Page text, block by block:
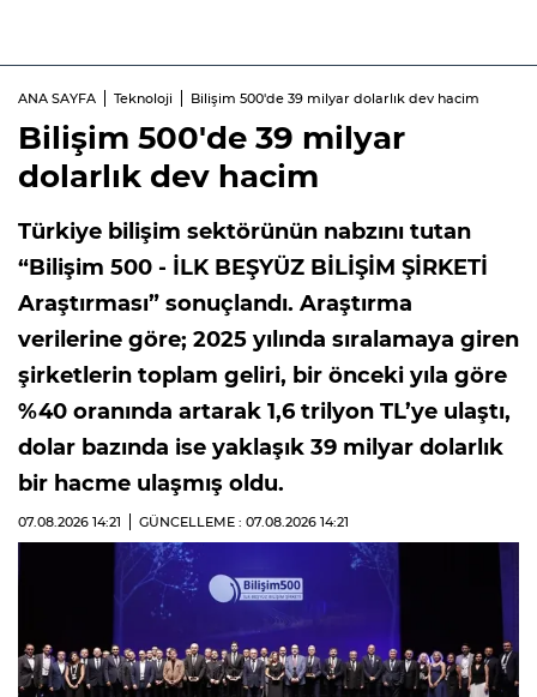
ANA SAYFA Teknoloji Bilişim 500'de 39 milyar dolarlık dev hacim
Bilişim 500'de 39 milyar
dolarlık dev hacim
Türkiye bilişim sektörünün nabzını tutan
“Bilişim 500 - İLK BEŞYÜZ BİLİŞİM ŞİRKETİ
Araştırması” sonuçlandı. Araştırma
verilerine göre; 2025 yılında sıralamaya giren
şirketlerin toplam geliri, bir önceki yıla göre
%40 oranında artarak 1,6 trilyon TL’ye ulaştı,
dolar bazında ise yaklaşık 39 milyar dolarlık
bir hacme ulaşmış oldu.
07.08.2026 14:21 GÜNCELLEME : 07.08.2026 14:21